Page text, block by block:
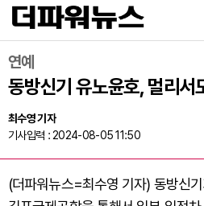
연예
동방신기 유노윤호, 멀리서
최수영 기자
기사입력 : 2024-08-05 11:50
(더파워뉴스=최수영 기자) 동방신